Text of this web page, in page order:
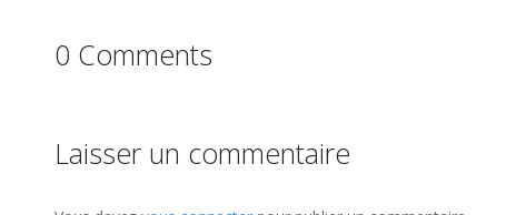
0 Comments
Laisser un commentaire